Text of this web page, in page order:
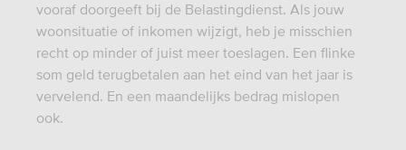
vooraf doorgeeft bij de Belastingdienst. Als jouw
woonsituatie of inkomen wijzigt, heb je misschien
recht op minder of juist meer toeslagen. Een flinke
som geld terugbetalen aan het eind van het jaar is
vervelend. En een maandelijks bedrag mislopen
ook.